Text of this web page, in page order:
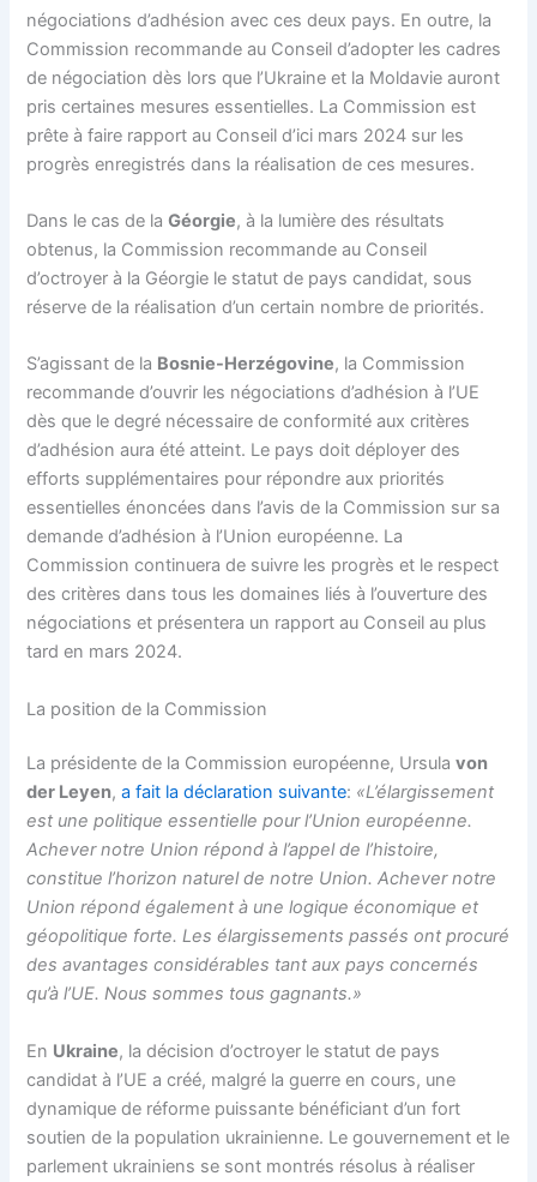
négociations d’adhésion avec ces deux pays. En outre, la
Commission recommande au Conseil d’adopter les cadres
de négociation dès lors que l’Ukraine et la Moldavie auront
pris certaines mesures essentielles. La Commission est
prête à faire rapport au Conseil d’ici mars 2024 sur les
progrès enregistrés dans la réalisation de ces mesures.
Dans le cas de laGéorgie, à la lumière des résultats
obtenus, la Commission recommande au Conseil
d’octroyer à la Géorgie le statut de pays candidat, sous
réserve de la réalisation d’un certain nombre de priorités.
S’agissant de la Bosnie-Herzégovine, la Commission
recommande d’ouvrir les négociations d’adhésion à l’UE
dès que le degré nécessaire de conformité aux critères
d’adhésion aura été atteint. Le pays doit déployer des
efforts supplémentaires pour répondre aux priorités
essentielles énoncées dans l’avis de la Commission sur sa
demande d’adhésion à l’Union européenne. La
Commission continuera de suivre les progrès et le respect
des critères dans tous les domaines liés à l’ouverture des
négociations et présentera un rapport au Conseil au plus
tard en mars 2024.
La position de la Commission
La présidente de la Commission européenne, Ursulavon
der Leyen,a fait la déclaration suivante: «L’élargissement
est une politique essentielle pour l’Union européenne.
Achever notre Union répond à l’appel de l’histoire,
constitue l’horizon naturel de notre Union. Achever notre
Union répond également à une logique économique et
géopolitique forte. Les élargissements passés ont procuré
des avantages considérables tant aux pays concernés
qu’à l’UE. Nous sommes tous gagnants.»
En Ukraine, la décision d’octroyer le statut de pays
candidat à l’UE a créé, malgré la guerre en cours, une
dynamique de réforme puissante bénéficiant d’un fort
soutien de la population ukrainienne. Le gouvernement et le
parlement ukrainiens se sont montrés résolus à réaliser